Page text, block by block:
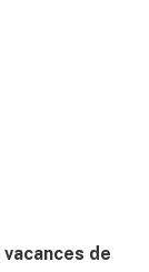
vacances de